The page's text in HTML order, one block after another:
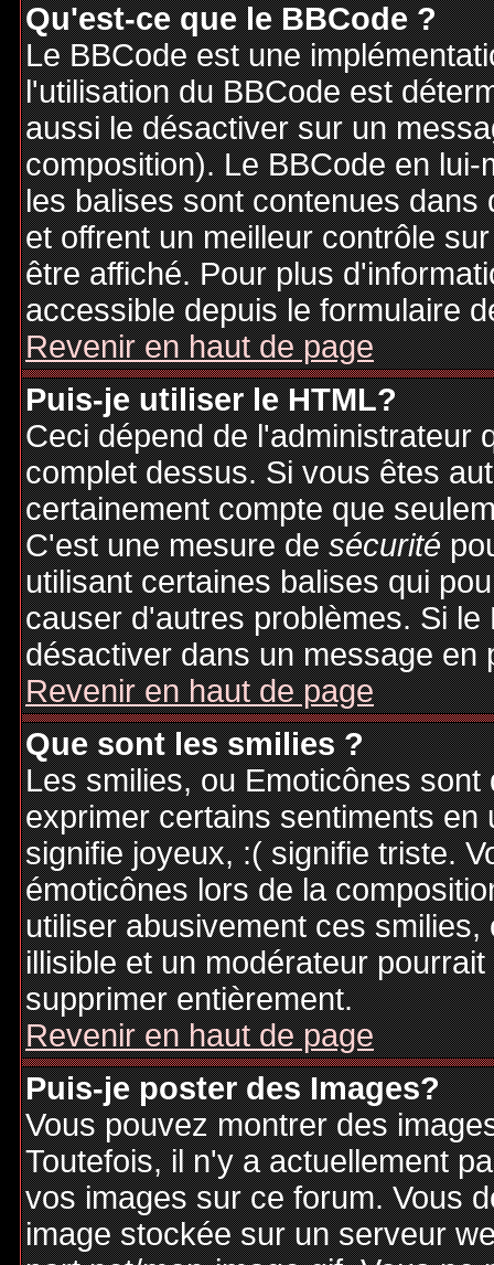
Qu'est-ce que le BBCode ?
Le BBCode est une
l'utilisation du BBCode est
aussi le désactiver sur un
composition). Le BBCode en
les balises sont contenues
et offrent un meilleur contrôle
être affiché. Pour plus
accessible depuis le formulaire
Revenir en haut de page
Puis-je utiliser le HTML?
Ceci dépend de l'administrateur
complet dessus. Si vous êtes
certainement compte que
C'est une mesure desécurité
utilisant certaines balises qui
causer d'autres problèmes. Si
désactiver dans un message en
Revenir en haut de page
Que sont les smilies ?
Les smilies, ou Emoticônes
exprimer certains sentiments
signifie joyeux, :( signifie triste.
émoticônes lors de la
utiliser abusivement ces
illisible et un modérateur
supprimer entièrement.
Revenir en haut de page
Puis-je poster des Images?
Vous pouvez montrer des
Toutefois, il n'y a actuellement
vos images sur ce forum. Vous
image stockée sur un serveur